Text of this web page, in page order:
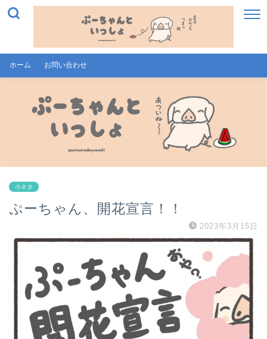
ホーム お問い合わせ
小ネタ
ぷーちゃん、開花宣言！！
2023年3月15日